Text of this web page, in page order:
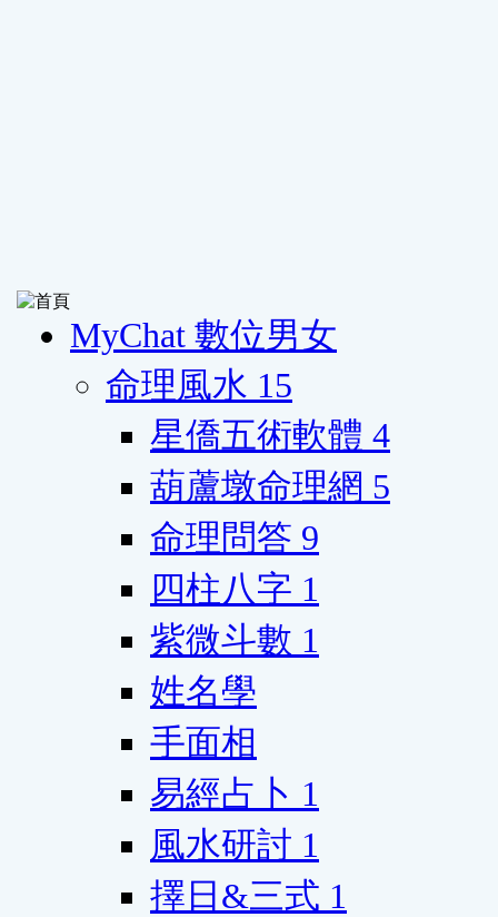
MyChat 數位男女
命理風水 15
星僑五術軟體 4
葫蘆墩命理網 5
命理問答 9
四柱八字 1
紫微斗數 1
姓名學
手面相
易經占卜 1
風水研討 1
擇日&三式 1